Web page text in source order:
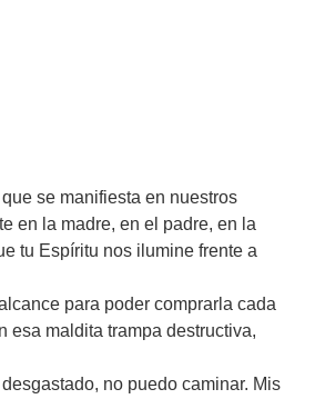
se manifiesta en nuestros
en la madre, en el padre, en la
tu Espíritu nos ilumine frente a
para poder comprarla cada
esa maldita trampa destructiva,
no puedo caminar. Mis